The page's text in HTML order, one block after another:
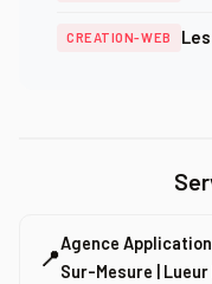
CREATION-WEB
📍
Agence
Sur-Mesure |